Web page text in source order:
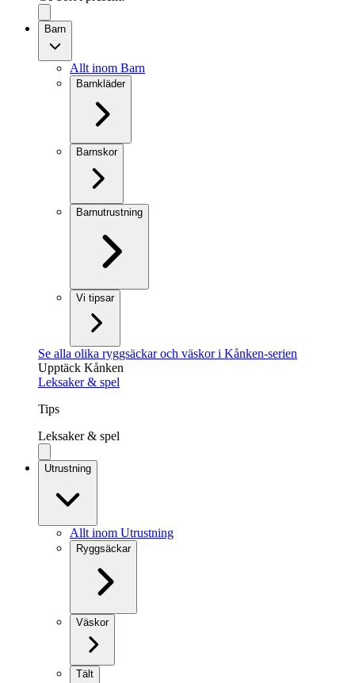
Barn
Allt inom Barn
Barnkläder
Barnskor
Barnutrustning
Vi tipsar
Se alla olika ryggsäckar och väskor i Kånken-serien
Upptäck Kånken
Leksaker & spel
Tips
Leksaker & spel
Utrustning
Allt inom Utrustning
Ryggsäckar
Väskor
Tält